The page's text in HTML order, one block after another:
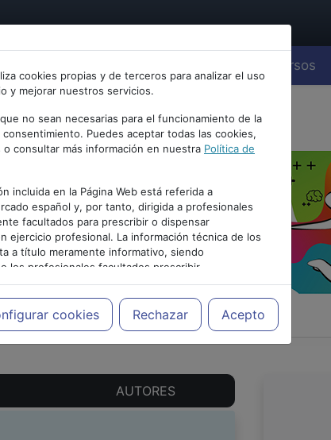
Cursos
cookies propias y de terceros para analizar el uso
y mejorar nuestros servicios.
no sean necesarias para el funcionamiento de la
Puedes aceptar todas las cookies,
o consultar más información en nuestra Política de
incluida en la Página Web está referida a
español y, por tanto, dirigida a profesionales
facultados para prescribir o dispensar
ejercicio profesional. La información técnica de los
a título meramente informativo, siendo
los profesionales facultados prescribir
en cada caso concreto, el tratamiento más
del paciente.
cookies Rechazar Acepto
AUTORES